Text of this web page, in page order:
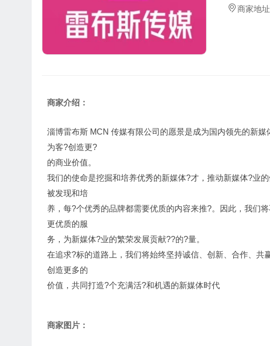
商家地址
商家介绍：
淄博雷布斯 MCN 传媒有限公司的愿景是成为国内领先的新
为客?创造更?
的商业价值。
我们的使命是挖掘和培养优秀的新媒体?才，推动新媒体?业
被发现和培
养，每?个优秀的品牌都需要优质的内容来推?。因此，我们
更优质的服
务，为新媒体?业的繁荣发展贡献??的?量。
在追求?标的道路上，我们将始终坚持诚信、创新、合作、
创造更多的
价值，共同打造?个充满活?和机遇的新媒体时代
商家图片：